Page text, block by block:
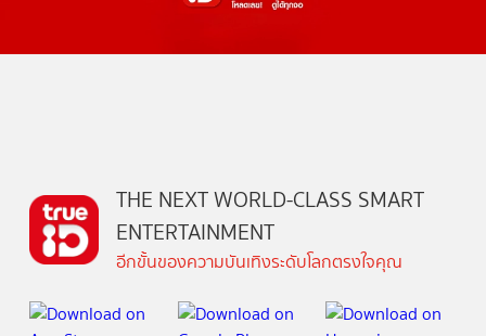
THE NEXT WORLD-CLASS SMART
ENTERTAINMENT
อีกขั้นของความบันเทิงระดับโลกตรงใจคุณ